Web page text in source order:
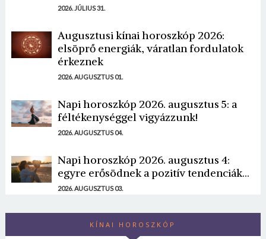
2026. JÚLIUS 31.
Augusztusi kínai horoszkóp 2026:
elsöprő energiák, váratlan fordulatok
érkeznek
2026. AUGUSZTUS 01.
Napi horoszkóp 2026. augusztus 5: a
féltékenységgel vigyázzunk!
2026. AUGUSZTUS 04.
Napi horoszkóp 2026. augusztus 4:
egyre erősödnek a pozitív tendenciák...
2026. AUGUSZTUS 03.
KÍNAI HOROSZKÓP